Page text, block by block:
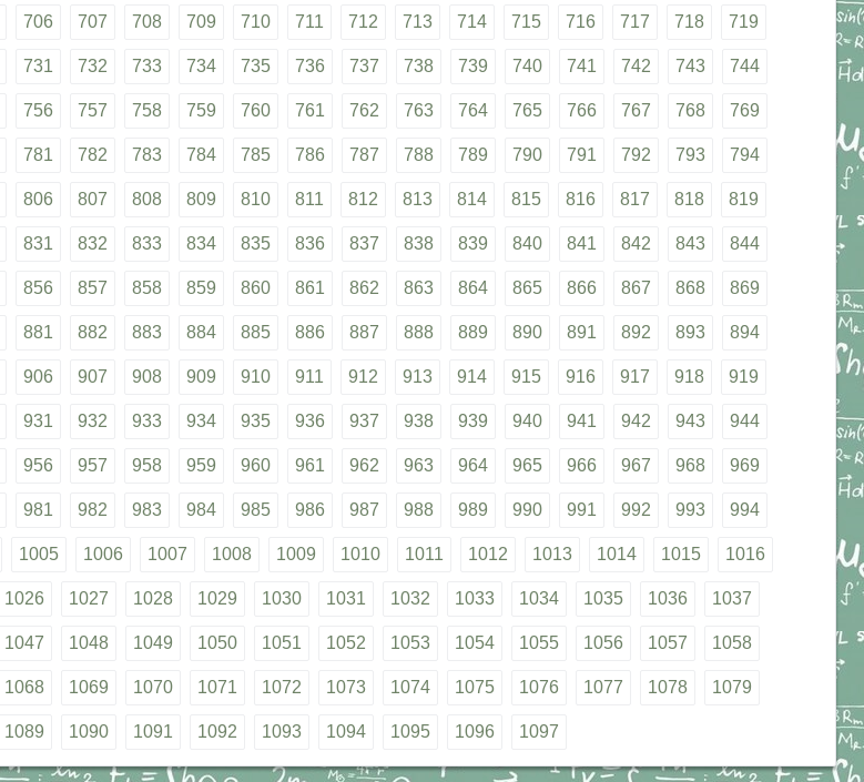
706 707 708 709 710 711 712 713 714 715 716 717 718 719
731 732 733 734 735 736 737 738 739 740 741 742 743 744
756 757 758 759 760 761 762 763 764 765 766 767 768 769
781 782 783 784 785 786 787 788 789 790 791 792 793 794
806 807 808 809 810 811 812 813 814 815 816 817 818 819
831 832 833 834 835 836 837 838 839 840 841 842 843 844
856 857 858 859 860 861 862 863 864 865 866 867 868 869
881 882 883 884 885 886 887 888 889 890 891 892 893 894
906 907 908 909 910 911 912 913 914 915 916 917 918 919
931 932 933 934 935 936 937 938 939 940 941 942 943 944
956 957 958 959 960 961 962 963 964 965 966 967 968 969
981 982 983 984 985 986 987 988 989 990 991 992 993 994
1005 1006 1007 1008 1009 1010 1011 1012 1013 1014 1015 1016
1026 1027 1028 1029 1030 1031 1032 1033 1034 1035 1036 1037
1047 1048 1049 1050 1051 1052 1053 1054 1055 1056 1057 1058
1068 1069 1070 1071 1072 1073 1074 1075 1076 1077 1078 1079
1089 1090 1091 1092 1093 1094 1095 1096 1097